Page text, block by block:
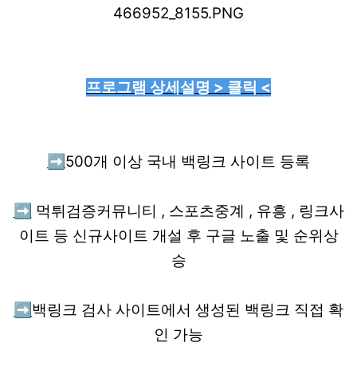
프로그램 상세설명 > 클릭 <
➡️ 500개 이상 국내 백링크 사이트 등록
➡️ 먹튀검증커뮤니티 , 스포츠중계 , 유흥 , 링크사
이트 등 신규사이트 개설 후 구글 노출 및 순위상
승
➡️ 백링크 검사 사이트에서 생성된 백링크 직접 확
인 가능